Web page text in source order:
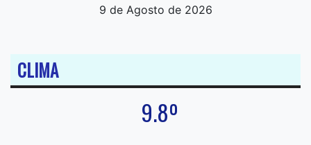
9 de Agosto de 2026
CLIMA
9.8º